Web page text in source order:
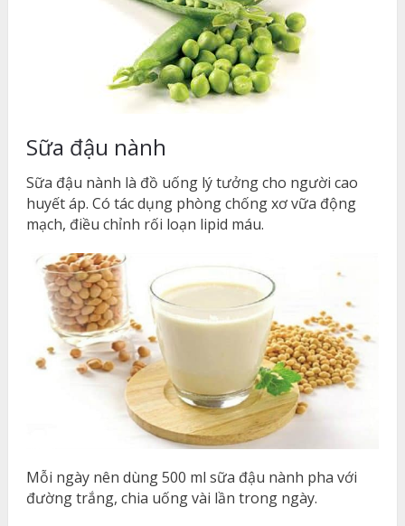
Sữa đậu nành
Sữa đậu nành là đồ uống lý tưởng cho người cao
huyết áp. Có tác dụng phòng chống xơ vữa động
mạch, điều chỉnh rối loạn lipid máu.
Mỗi ngày nên dùng 500 ml sữa đậu nành pha với
đường trắng, chia uống vài lần trong ngày.